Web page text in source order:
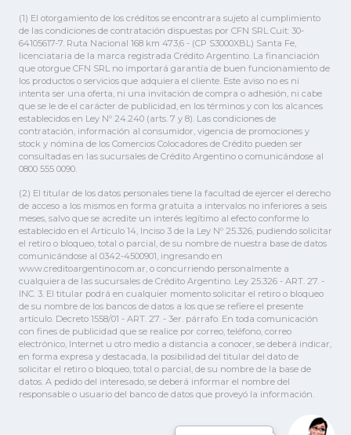
(1) El otorgamiento de los créditos se encontrara sujeto al cumplimiento
de las condiciones de contratación dispuestas por CFN SRL Cuit: 30-
64105617-7. Ruta Nacional 168 km 473,6 - (CP S3000XBL) Santa Fe,
licenciataria de la marca registrada Crédito Argentino. La financiación
que otorgue CFN SRL no importará garantía de buen funcionamiento de
los productos o servicios que adquiera el cliente. Este aviso no es ni
intenta ser una oferta, ni una invitación de compra o adhesión, ni cabe
que se le de el carácter de publicidad, en los términos y con los alcances
establecidos en Ley Nº 24.240 (arts. 7 y 8). Las condiciones de
contratación, información al consumidor, vigencia de promociones y
stock y nómina de los Comercios Colocadores de Crédito pueden ser
consultadas en las sucursales de Crédito Argentino o comunicándose al
0800 555 0090.
(2) El titular de los datos personales tiene la facultad de ejercer el derecho
de acceso a los mismos en forma gratuita a intervalos no inferiores a seis
meses, salvo que se acredite un interés legítimo al efecto conforme lo
establecido en el Artículo 14, Inciso 3 de la Ley Nº 25.326, pudiendo solicitar
el retiro o bloqueo, total o parcial, de su nombre de nuestra base de datos
comunicándose al 0342-4500901, ingresando en
www.creditoargentino.com.ar, o concurriendo personalmente a
cualquiera de las sucursales de Crédito Argentino. Ley 25.326 - ART. 27. -
INC. 3. El titular podrá en cualquier momento solicitar el retiro o bloqueo
de su nombre de los bancos de datos a los que se refiere el presente
artículo. Decreto 1558/01 - ART. 27. - 3er. párrafo. En toda comunicación
con fines de publicidad que se realice por correo, teléfono, correo
electrónico, Internet u otro medio a distancia a conocer, se deberá indicar,
en forma expresa y destacada, la posibilidad del titular del dato de
solicitar el retiro o bloqueo, total o parcial, de su nombre de la base de
datos. A pedido del interesado, se deberá informar el nombre del
responsable o usuario del banco de datos que proveyó la información.